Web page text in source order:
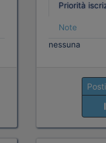
Priorità
Note
nessuna